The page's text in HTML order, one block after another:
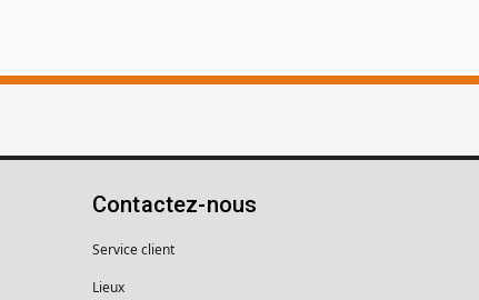
Contactez-nous
Service client
Lieux